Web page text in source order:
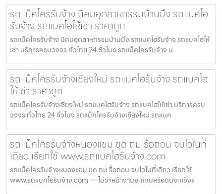
รถแม็คโครรับจ้าง นิคมอุตสาหกรรมบ้านบึง รถแบคโฮ
รับจ้าง รถแบคโฮให้เช่า ราคาถูก
รถแม็คโครรับจ้าง นิคมอุตสาหกรรมบ้านบึง รถแบคโฮรับจ้าง รถแบคโฮให้
เช่า บริการครบวงจร ทั่วไทย 24 ชั่วโมง รถแม็คโครรับจ้าง น
รถแม็คโครรับจ้างเชียงใหม่ รถแบคโฮรับจ้าง รถแบคโฮ
ให้เช่า ราคาถูก
รถแม็คโครรับจ้างเชียงใหม่ รถแบคโฮรับจ้าง รถแบคโฮให้เช่า บริการครบ
วงจร ทั่วไทย 24 ชั่วโมง รถแม็คโครรับจ้างเชียงใหม่ รถแบค
รถแม็คโครรับจ้างหนองแขม ขุด ถม รื้อถอน จบไวในที่
เดียว เรียกใช้ www.รถแบคโฮรับจ้าง.com
รถแม็คโครรับจ้างหนองแขม ขุด ถม รื้อถอน จบไวในที่เดียว เรียกใช้
www.รถแบคโฮรับจ้าง.com — ไม่ว่าหน้างานจะแคบหรือดินจะแข็งแ